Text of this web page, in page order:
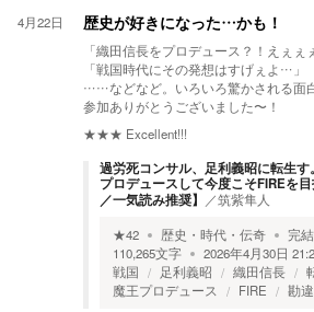
4月22日 歴史が好きになった…かも！
「織田信長をプロデュース？！えぇぇ
「戦国時代にその発想はすげぇよ…」
……などなど。いろいろ驚かされる面
参加ありがとうございました〜！
★★★ Excellent!!!
過労死コンサル、足利義昭に転生
プロデュースして今度こそFIREを
／一気読み推奨】
／筑紫隼人
★42 歴史・時代・伝奇 完
110,265文字 2026年4月30日
戦国
足利義昭 織田信長
魔王プロデュース
FIRE 勘